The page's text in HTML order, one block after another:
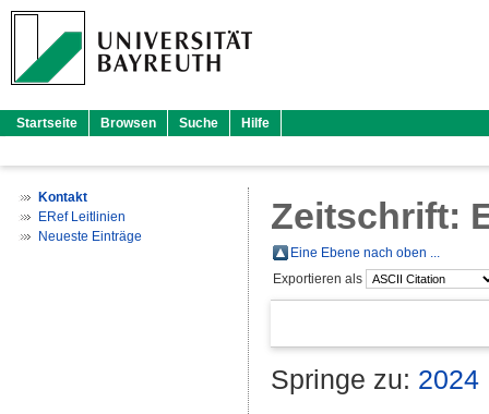
Startseite Browsen Suche Hilfe
Kontakt
ERef Leitlinien
Neueste Einträge
Zeitschrift:
Eine Ebene nach oben ...
Exportieren als
Springe zu: 2024